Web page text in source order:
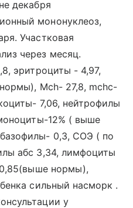
декабря
мононуклеоз,
Участковая
через месяц.
эритроциты - 4,97,
Mch- 27,8, mchc-
7,06, нейтрофилы
12% ( выше
0,3, СОЭ ( по
абс 3,34, лимфоциты
нормы),
сильный насморк .
у